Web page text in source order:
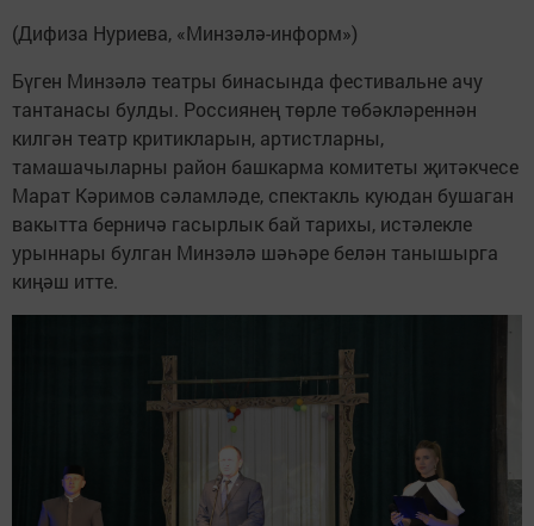
(Дифиза Нуриева, «Минзәлә-информ»)
Бүген Минзәлә театры бинасында фестивальне ачу
тантанасы булды. Россиянең төрле төбәкләреннән
килгән театр критикларын, артистларны,
тамашачыларны район башкарма комитеты җитәкчесе
Марат Кәримов сәламләде, спектакль куюдан бушаган
вакытта берничә гасырлык бай тарихы, истәлекле
урыннары булган Минзәлә шәһәре белән танышырга
киңәш итте.